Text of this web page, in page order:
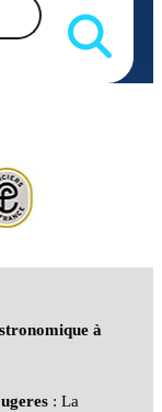
à
: La